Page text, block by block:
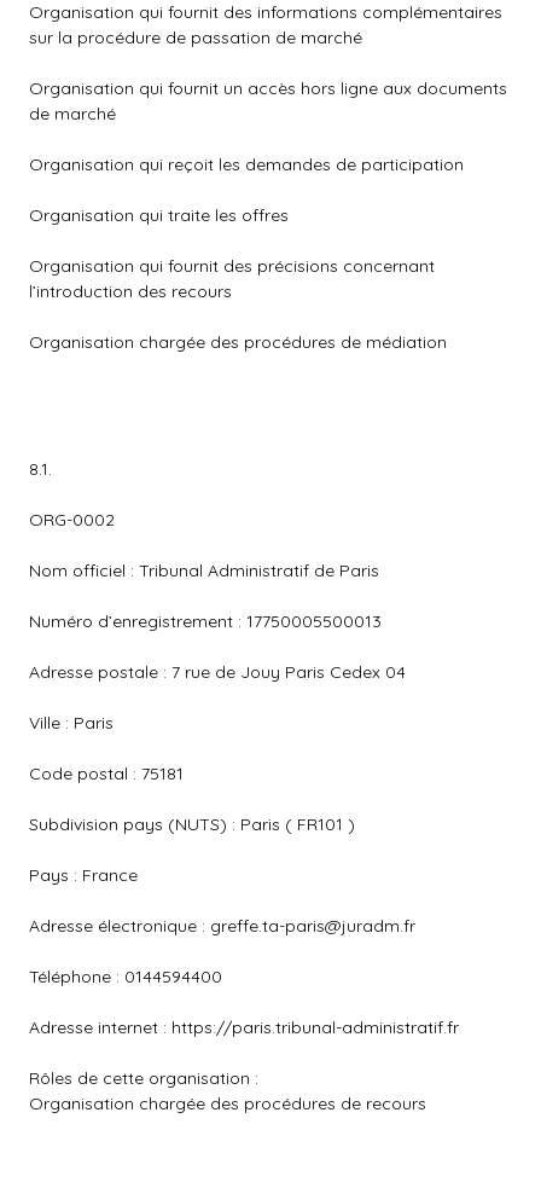
Organisation qui fournit des informations complémentaires
sur la procédure de passation de marché
Organisation qui fournit un accès hors ligne aux documents
de marché
Organisation qui reçoit les demandes de participation
Organisation qui traite les offres
Organisation qui fournit des précisions concernant
l’introduction des recours
Organisation chargée des procédures de médiation
8.1.
ORG-0002
Nom officiel : Tribunal Administratif de Paris
Numéro d’enregistrement : 17750005500013
Adresse postale : 7 rue de Jouy Paris Cedex 04
Ville : Paris
Code postal : 75181
Subdivision pays (NUTS) : Paris ( FR101 )
Pays : France
Adresse électronique : greffe.ta-paris@juradm.fr
Téléphone : 0144594400
Adresse internet : https://paris.tribunal-administratif.fr
Rôles de cette organisation :
Organisation chargée des procédures de recours